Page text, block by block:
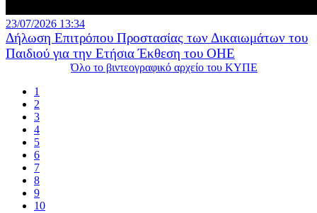
23/07/2026 13:34
Δήλωση Επιτρόπου Προστασίας των Δικαιωμάτων του
Παιδιού για την Ετήσια Έκθεση του ΟΗΕ
Όλο το βιντεογραφικό αρχείο του ΚΥΠΕ
1
2
3
4
5
6
7
8
9
10